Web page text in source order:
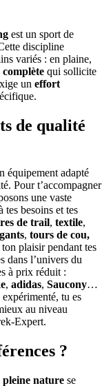
est un sport de
discipline
variés : en plaine,
qui sollicite
un effort
de qualité
équipement adapté
Pour t’accompagner
une vaste
tes besoins et tes
de trail, textile,
gants, tours de cou,
plaisir pendant tes
dans l’univers du
à prix réduit :
, adidas, Saucony…
tu es
au niveau
Expert.
?
pleine nature se